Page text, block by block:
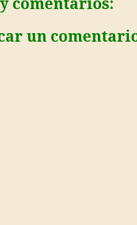
comentarios:
un